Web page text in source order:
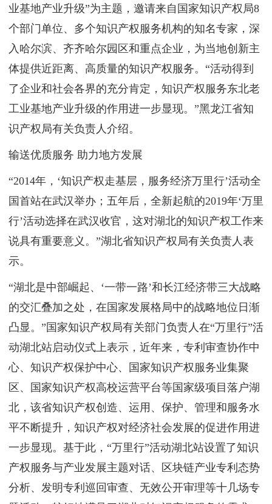
业基地产业升级”为主题，邀请来自国家知识产权局8
个部门单位、多个知识产权服务机构的知名专家，深
入哈尔滨、齐齐哈尔园区和重点企业，为当地创新主
体提供近距离、高质量的知识产权服务。“活动得到
了企业和社会各界的充分肯定，知识产权服务东北老
工业基地产业升级的作用进一步显现。”黑龙江省知
识产权局有关负责人介绍。
输送优质服务 助力地方发展
“2014年，‘知识产权走基层，服务经济万里行’活动全
国首站在武汉举办；五年后，全新起航的2019年‘万里
行’活动选择在武汉收官，这对湖北的知识产权工作来
说具有重要意义。”湖北省知识产权局有关负责人表
示。
“湖北是中部崛起、‘一带一路’和长江经济带三大战略
的交汇叠加之处，在国家发展格局中的战略地位日渐
凸显。”国家知识产权局有关部门负责人在“万里行”活
动湖北站启动仪式上表示，近年来，专利审查协作中
心、知识产权保护中心、国家知识产权服务业集聚
区、国家知识产权高校运营平台等国家级项目落户湖
北，该省知识产权创造、运用、保护、管理和服务水
平不断提升，知识产权对经济社会发展的促进作用进
一步显现。基于此，“万里行”活动湖北站设置了知识
产权服务与产业发展主题对话、区块链产业专利态势
分析、发明专利巡回审查、无效公开审理等十几场专